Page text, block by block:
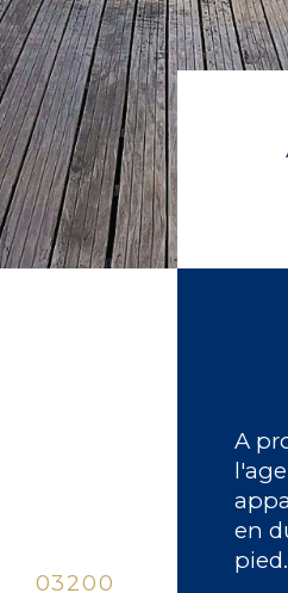
03200
A
en
pied.